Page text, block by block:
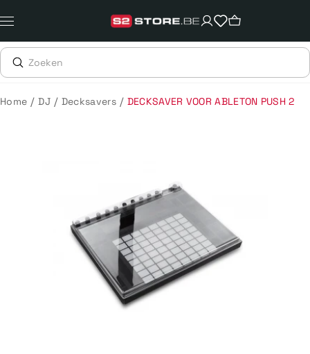
naar
content
Home / DJ / Decksavers / DECKSAVER VOOR ABLETON PUSH 2